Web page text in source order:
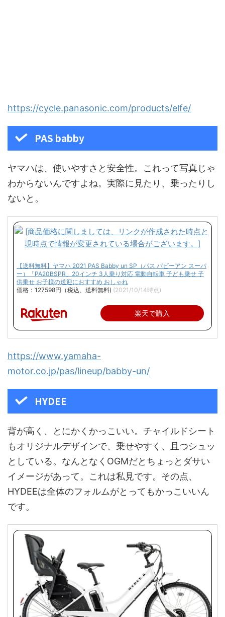
https://cycle.panasonic.com/products/elfe/
PAS babby
ヤマハは、使いやすさと安全性。これって写真じゃ
わからないんですよね。実際に見たり、乗ったりし
ないと。
【送料無料】ヤマハ 2021 PAS Babby un SP（パス バビーアン スーパ
ー）「PA20BSPR」20インチ 3人乗り対応 電動自転車 子ども乗せ 子
供乗せ お子様の送迎におすすめ おしゃれ
価格：127598円（税込、送料無料) (2021/10/14時点)
楽天で購入
https://www.yamaha-
motor.co.jp/pas/lineup/babby-un/
HYDEE
背が高く、とにかくかっこいい。チャイルドシート
もオリジナルデザインで、乗せやすく、且つシュッ
としている。なんとなくOGMだとちょっとダサい
イメージがあって。これは私見です。その点、
HYDEEは全体のフォルムがとってもかっこいいん
です。